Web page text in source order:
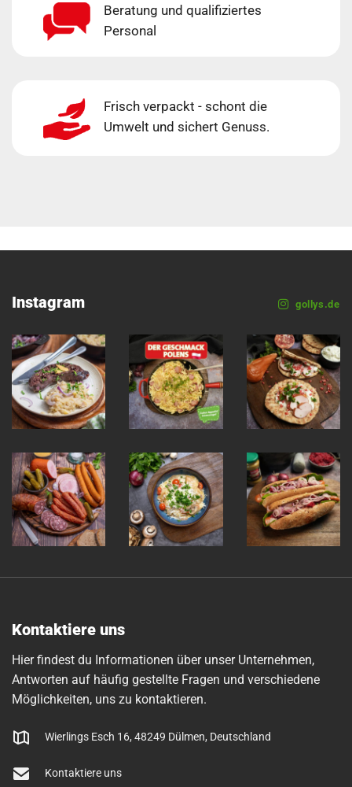
Beratung und qualifiziertes
Personal
Frisch verpackt - schont die
Umwelt und sichert Genuss.
Instagram gollys.de
Kontaktiere uns
Hier findest du Informationen über unser Unternehmen,
Antworten auf häufig gestellte Fragen und verschiedene
Möglichkeiten, uns zu kontaktieren.
Wierlings Esch 16, 48249 Dülmen, Deutschland
Kontaktiere uns